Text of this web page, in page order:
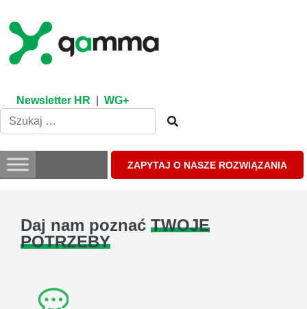
content
Newsletter HR WG+
ZAPYTAJ O NASZE ROZWIĄZANIA
Daj nam poznać TWOJE
POTRZEBY